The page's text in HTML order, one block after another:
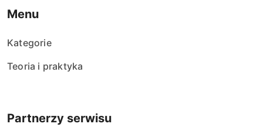
Menu
Kategorie
Teoria i praktyka
Partnerzy serwisu